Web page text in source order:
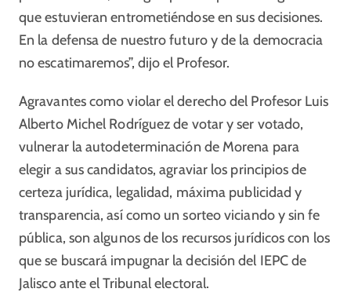
que estuvieran entrometiéndose en sus decisiones.
En la defensa de nuestro futuro y de la democracia
no escatimaremos”, dijo el Profesor.
Agravantes como violar el derecho del Profesor Luis
Alberto Michel Rodríguez de votar y ser votado,
vulnerar la autodeterminación de Morena para
elegir a sus candidatos, agraviar los principios de
certeza jurídica, legalidad, máxima publicidad y
transparencia, así como un sorteo viciando y sin fe
pública, son algunos de los recursos jurídicos con los
que se buscará impugnar la decisión del IEPC de
Jalisco ante el Tribunal electoral.